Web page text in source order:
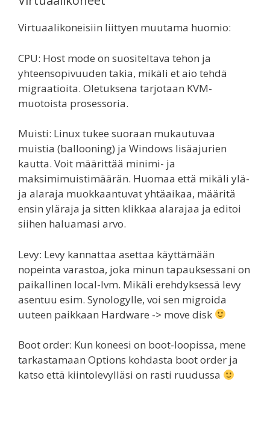
Virtuaalikoneisiin liittyen muutama huomio:
CPU: Host mode on suositeltava tehon ja
yhteensopivuuden takia, mikäli et aio tehdä
migraatioita. Oletuksena tarjotaan KVM-
muotoista prosessoria.
Muisti: Linux tukee suoraan mukautuvaa
muistia (ballooning) ja Windows lisäajurien
kautta. Voit määrittää minimi- ja
maksimimuistimäärän. Huomaa että mikäli ylä-
ja alaraja muokkaantuvat yhtäaikaa, määritä
ensin yläraja ja sitten klikkaa alarajaa ja editoi
siihen haluamasi arvo.
Levy: Levy kannattaa asettaa käyttämään
nopeinta varastoa, joka minun tapauksessani on
paikallinen local-lvm. Mikäli erehdyksessä levy
asentuu esim. Synologylle, voi sen migroida
uuteen paikkaan Hardware -> move disk
Boot order: Kun koneesi on boot-loopissa, mene
tarkastamaan Options kohdasta boot order ja
katso että kiintolevylläsi on rasti ruudussa